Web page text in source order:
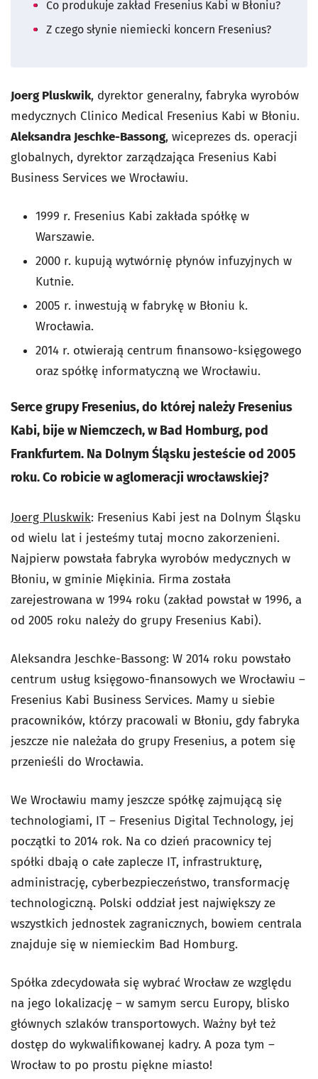
Co produkuje zakład Fresenius Kabi w Błoniu?
Z czego słynie niemiecki koncern Fresenius?
Joerg Pluskwik, dyrektor generalny, fabryka wyrobów
medycznych Clinico Medical Fresenius Kabi w Błoniu.
Aleksandra Jeschke-Bassong, wiceprezes ds. operacji
globalnych, dyrektor zarządzająca Fresenius Kabi
Business Services we Wrocławiu.
1999 r. Fresenius Kabi zakłada spółkę w
Warszawie.
2000 r. kupują wytwórnię płynów infuzyjnych w
Kutnie.
2005 r. inwestują w fabrykę w Błoniu k.
Wrocławia.
2014 r. otwierają centrum finansowo-księgowego
oraz spółkę informatyczną we Wrocławiu.
Serce grupy Fresenius, do której należy Fresenius
Kabi, bije w Niemczech, w Bad Homburg, pod
Frankfurtem. Na Dolnym Śląsku jesteście od 2005
roku. Co robicie w aglomeracji wrocławskiej?
Joerg Pluskwik: Fresenius Kabi jest na Dolnym Śląsku
od wielu lat i jesteśmy tutaj mocno zakorzenieni.
Najpierw powstała fabryka wyrobów medycznych w
Błoniu, w gminie Miękinia. Firma została
zarejestrowana w 1994 roku (zakład powstał w 1996, a
od 2005 roku należy do grupy Fresenius Kabi).
Aleksandra Jeschke-Bassong: W 2014 roku powstało
centrum usług księgowo-finansowych we Wrocławiu –
Fresenius Kabi Business Services. Mamy u siebie
pracowników, którzy pracowali w Błoniu, gdy fabryka
jeszcze nie należała do grupy Fresenius, a potem się
przenieśli do Wrocławia.
We Wrocławiu mamy jeszcze spółkę zajmującą się
technologiami, IT – Fresenius Digital Technology, jej
początki to 2014 rok. Na co dzień pracownicy tej
spółki dbają o całe zaplecze IT, infrastrukturę,
administrację, cyberbezpieczeństwo, transformację
technologiczną. Polski oddział jest największy ze
wszystkich jednostek zagranicznych, bowiem centrala
znajduje się w niemieckim Bad Homburg.
Spółka zdecydowała się wybrać Wrocław ze względu
na jego lokalizację – w samym sercu Europy, blisko
głównych szlaków transportowych. Ważny był też
dostęp do wykwalifikowanej kadry. A poza tym –
Wrocław to po prostu piękne miasto!